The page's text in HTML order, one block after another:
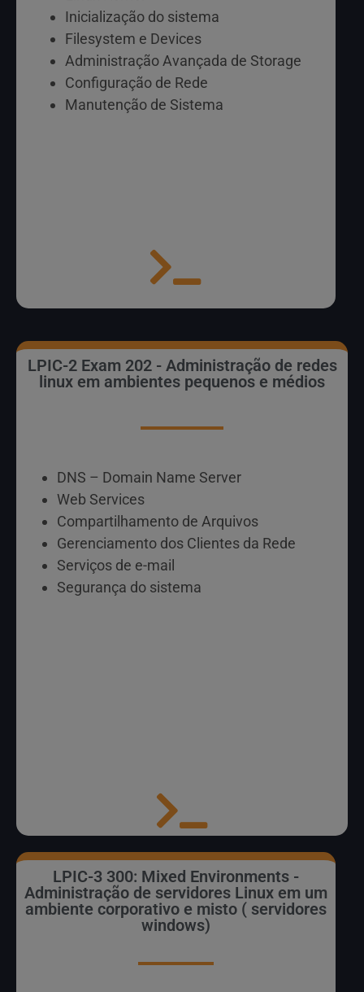
Inicialização do sistema
Filesystem e Devices
Administração Avançada de Storage
Configuração de Rede
Manutenção de Sistema
LPIC-2 Exam 202 - Administração de redes
linux em ambientes pequenos e médios
DNS – Domain Name Server
Web Services
Compartilhamento de Arquivos
Gerenciamento dos Clientes da Rede
Serviços de e-mail
Segurança do sistema
LPIC-3 300: Mixed Environments -
Administração de servidores Linux em um
ambiente corporativo e misto ( servidores
windows)